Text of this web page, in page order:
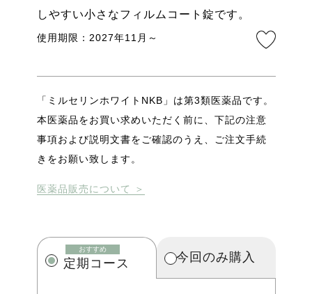
しやすい小さなフィルムコート錠です。
使用期限：2027年11月～
「ミルセリンホワイトNKB」は第3類医薬品です。
本医薬品をお買い求めいただく前に、下記の注意
事項および説明文書をご確認のうえ、ご注文手続
きをお願い致します。
医薬品販売について ＞
おすすめ
定期コース 今回のみ購入